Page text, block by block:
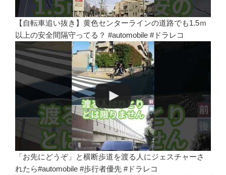
【自転車追い抜き】黄色センターラインの道路でも1.5ｍ
以上の安全間隔守ってる？ #automobile #ドラレコ
「お先にどうぞ」と横断歩道を渡る人にジェスチャーさ
れたら#automobile #歩行者優先 #ドラレコ